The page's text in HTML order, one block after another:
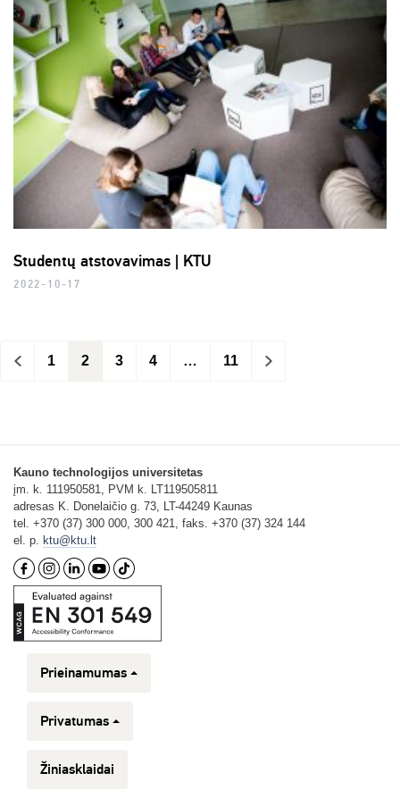
Studentų atstovavimas | KTU
2022-10-17
< 1 2 3 4 … 11 >
Kauno technologijos universitetas
įm. k. 111950581, PVM k. LT119505811
adresas K. Donelaičio g. 73, LT-44249 Kaunas
tel. +370 (37) 300 000, 300 421, faks. +370 (37) 324 144
el. p. ktu@ktu.lt
Prieinamumas
Privatumas
Žiniasklaidai